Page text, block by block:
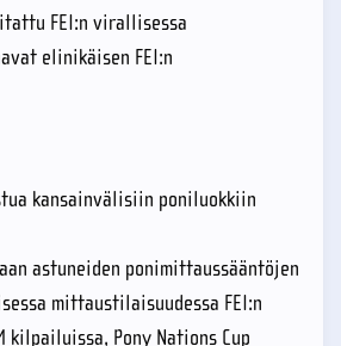
FEI:n virallisessa
elinikäisen FEI:n
kansainvälisiin poniluokkiin
astuneiden ponimittaussääntöjen
mittaustilaisuudessa FEI:n
Pony Nations Cup